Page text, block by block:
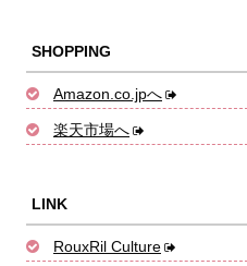
SHOPPING
Amazon.co.jpへ
楽天市場へ
LINK
RouxRil Culture